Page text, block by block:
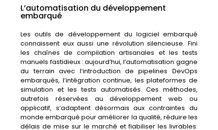
L’automatisation du développement
embarqué
Les outils de développement du logiciel embarqué
connaissent eux aussi une révolution silencieuse. Fini
les chaînes de compilation artisanales et les tests
manuels fastidieux : aujourd’hui, l’automatisation gagne
du terrain avec l’introduction de pipelines DevOps
embarqués, l’intégration continue, les plateformes de
simulation et les tests automatisés. Ces méthodes,
autrefois réservées au développement web ou
applicatif, s’adaptent désormais aux contraintes du
monde embarqué pour améliorer la qualité, réduire les
délais de mise sur le marché et fiabiliser les livrables.